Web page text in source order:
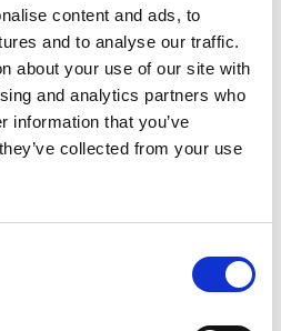
content and ads, to
and to analyse our traffic.
about your use of our site with
and analytics partners who
information that you’ve
collected from your use
profond »),
Learning, peut
plus avancées avec une
sur des réseaux
le cerveau humain
de données
des informations
données.
commerciale idéale de la
vise par exemple, le
mail partagées, à la
les commandes peuvent